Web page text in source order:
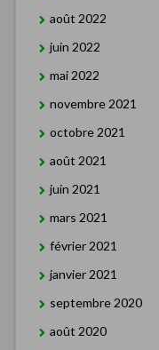
août 2022
juin 2022
mai 2022
novembre 2021
octobre 2021
août 2021
juin 2021
mars 2021
février 2021
janvier 2021
septembre 2020
août 2020